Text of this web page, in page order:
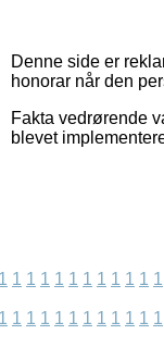
Denne side er
honorar når den
Fakta vedrørende
blevet
1 1 1 1 1 1 1 1 1 1 1 1
1 1 1 1 1 1 1 1 1 1 1 1